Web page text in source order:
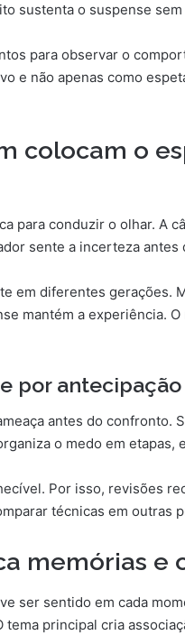
sustenta o suspense
para observar o
e não apenas como
colocam o
para conduzir o olhar. A
sente a incerteza
em diferentes gerações.
mantém a experiência.
por antecipação
antes do confronto.
o medo em etapas,
Por isso, revisões
técnicas em outras
memórias e
ser sentido em cada
tema principal cria